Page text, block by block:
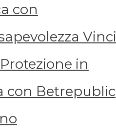
con
Vinci
in
con Betrepublic